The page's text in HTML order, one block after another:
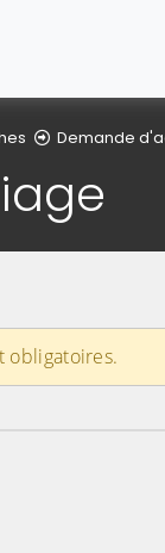
Demande
obligatoires.